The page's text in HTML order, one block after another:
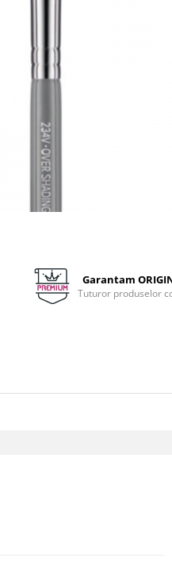
Garantam
Tuturor produselor